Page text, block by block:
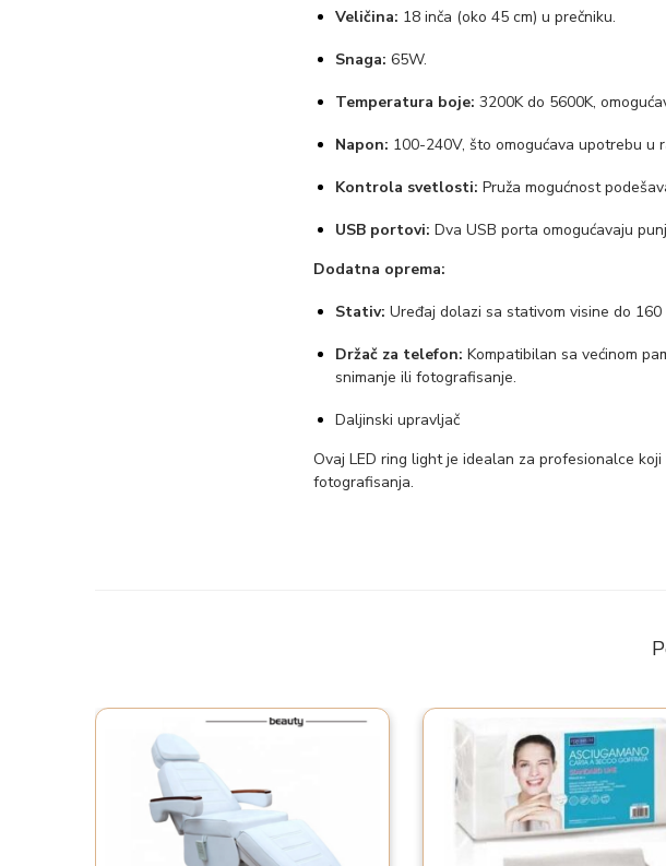
Veličina: 18 inča (oko 45 cm) u prečniku.
Snaga: 65W.
Temperatura boje: 3200K do 5600K,
Napon: 100-240V, što omogućava upotrebu u
Kontrola svetlosti: Pruža mogućnost
USB portovi: Dva USB porta omogućavaju
Dodatna oprema:
Stativ: Uređaj dolazi sa stativom visine do
Držač za telefon: Kompatibilan sa većinom
snimanje ili fotografisanje.
Daljinski upravljač
Ovaj LED ring light je idealan za profesionalce
fotografisanja.